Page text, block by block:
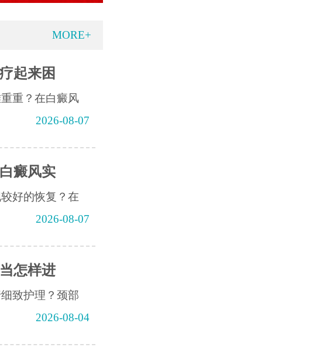
MORE+
起来困
重？在白癜风
2026-08-07
癜风实
好的恢复？在
2026-08-07
怎样进
致护理？颈部
2026-08-04